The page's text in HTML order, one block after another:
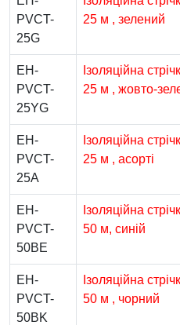
PVCT-
25G
25 м , зелений
EH-
PVCT-
25YG
Ізоляційна
25 м , жовто-
EH-
PVCT-
25A
Ізоляційна
25 м , асорті
EH-
PVCT-
50BE
Ізоляційна
50 м, синій
EH-
PVCT-
50BK
Ізоляційна
50 м , чорний